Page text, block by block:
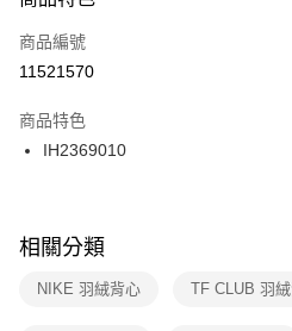
３．安心：先確認商品／服務後，再付款。
【「AFTEE先享後付」結帳流程】
１．於結帳方式選擇「AFTEE先享後付」
２．訂單成立數日內，您將收到繳費通知
３．收到繳費通知簡訊後14天內，點擊此
ATM／網路銀行／等多元方式進行付款，
※ 交易是否成功請以「AFTEE先享後付
是否繳費成功／繳費後需取消欲退款等相
客戶支援中心」 https://
宅配
每筆NT$100，滿NT$1,500(含以上)
付款後門市自取
每筆NT$100，滿NT$1,500(含以上)
商品編號
11521570
商品特色
IH2369010
相關分類
NIKE 羽絨背心 TF CLUB 羽